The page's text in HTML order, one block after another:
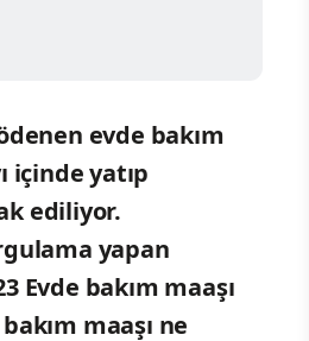
evde bakım
içinde yatıp
ediliyor.
yapan
Evde bakım maaşı
maaşı ne